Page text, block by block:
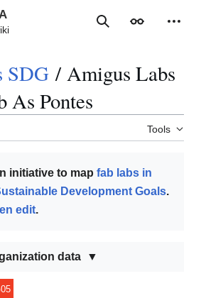
SearchAppearance
SDG / Amigus Labs
As Pontes
Tools
initiative to map fab labs in
Development Goals.
edit.
data